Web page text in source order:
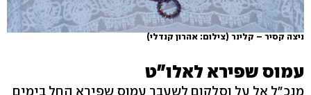
ניצה קסיר – קלינר(צילום: אהרון קנדלי)
עמוס שפירא לאלו"ט
מנכ"ל אל על וסלקום לשעבר עמוס שפירא החל בימים